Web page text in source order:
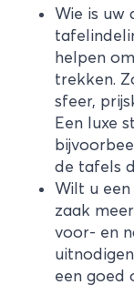
Wie is uw
helpen
trekken.
sfeer,
Een luxe
de tafels
Wilt u
zaak
voor- en
een goed